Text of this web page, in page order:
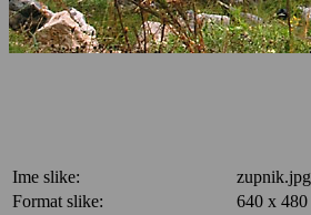
Ime slike:
zupnik.jpg
Format slike:
640 x 480